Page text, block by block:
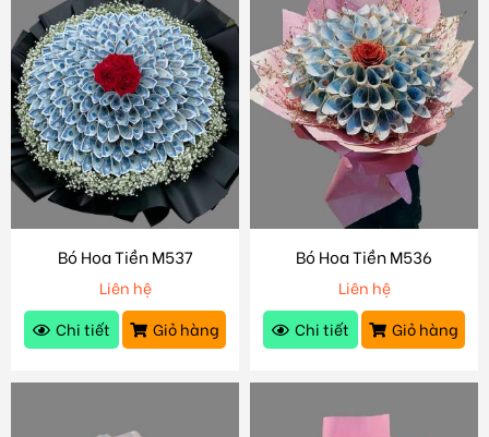
Bó Hoa Tiền M537
Liên hệ
Chi tiết
Giỏ hàng
Bó Hoa Tiền M536
Liên hệ
Chi tiết
Giỏ hàng